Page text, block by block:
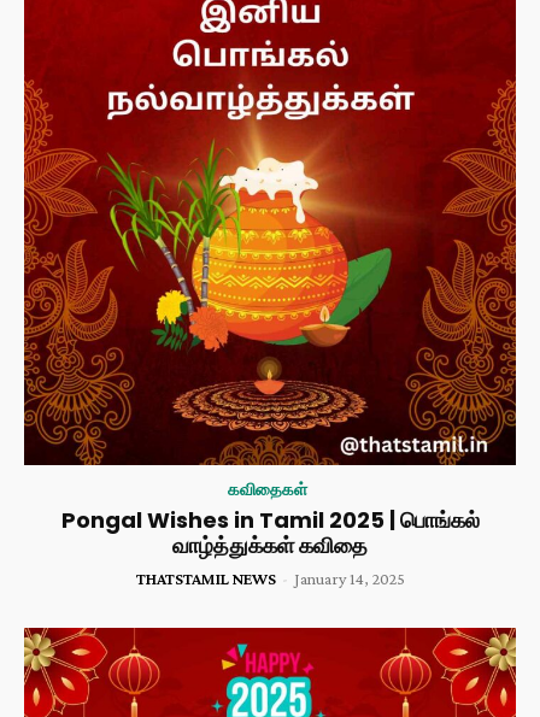
கவிதைகள்
Pongal Wishes in Tamil 2025 | பொங்கல்
வாழ்த்துக்கள் கவிதை
THATSTAMIL NEWS - January 14, 2025